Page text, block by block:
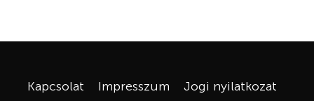
Kapcsolat Impresszum Jogi nyilatkozat